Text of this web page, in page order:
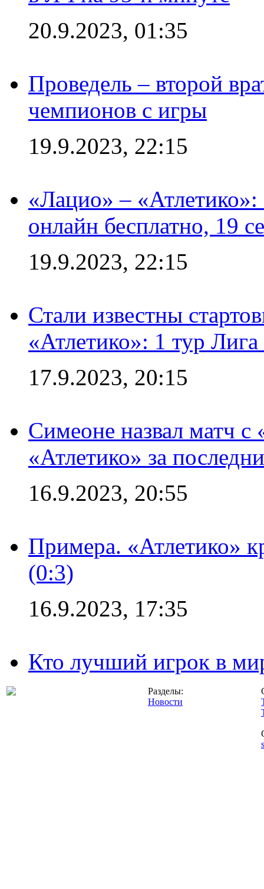
20.9.2023, 01:35
Проведель – второй
чемпионов с игры
19.9.2023, 22:15
«Лацио» –
онлайн бесплатно, 19
19.9.2023, 22:15
Стали известны
«Атлетико»: 1 тур
17.9.2023, 20:15
Симеоне назвал матч
«Атлетико» за
16.9.2023, 20:55
Примера. «Атлетико»
(0:3)
16.9.2023, 17:35
Кто лучший игрок в
Разделы:
Новости